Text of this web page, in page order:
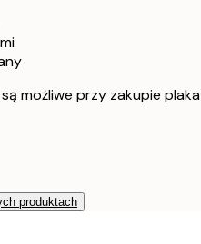
możliwe przy zakupie
produktach